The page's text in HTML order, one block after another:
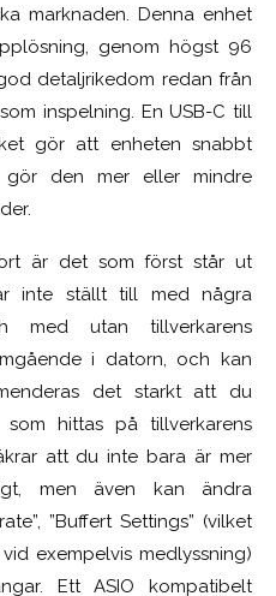
marknaden. Denna enhet
genom högst 96
detaljrikedom redan från
inspelning. En USB-C till
gör att enheten snabbt
den mer eller mindre
är det som först står ut
inte ställt till med några
med utan tillverkarens
i datorn, och kan
det starkt att du
hittas på tillverkarens
att du inte bara är mer
men även kan ändra
”Buffert Settings” (vilket
exempelvis medlyssning)
Ett ASIO kompatibelt